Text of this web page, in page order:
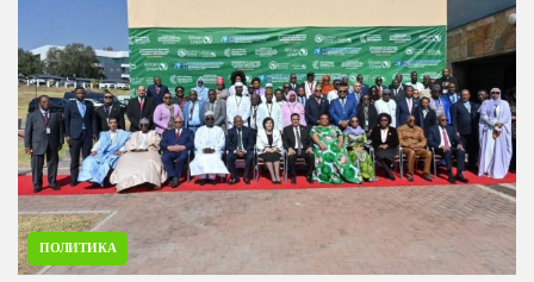
ПОЛИТИКА